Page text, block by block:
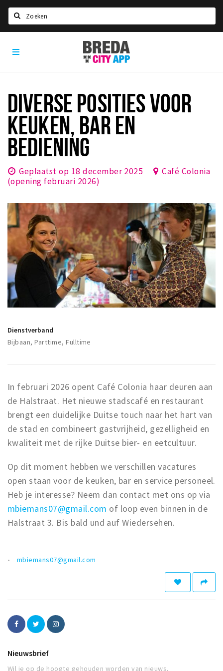
Home
Party pics
Nieuws, interviews & blogs
Eten
Slapen
Winkels
Winkelgebieden
Parkeren
Bezienswaardigheden
Musea, theaters & podia
Toeristische routes
Natuurgebieden
Privacy
Inloggen
Breda
City
App
DIVERSE POSITIES VOOR
KEUKEN, BAR EN
BEDIENING
Geplaatst op 18 december 2025
Café Colonia
(opening februari 2026)
Dienstverband
Bijbaan, Parttime, Fulltime
In februari 2026 opent Café Colonia haar deuren aan
de Halstraat. Het nieuwe stadscafé en restaurant
brengt een duidelijke Duitse touch naar het hart van
de stad en combineert gastvrijheid, gezelligheid en
kwaliteit met de rijke Duitse bier- en eetcultuur.
Op dit moment hebben we verschillen vacatures
open staan voor de keuken, bar en service personeel.
Heb je interesse? Neem dan contact met ons op via
mbiemans07@gmail.com of loop even binnen in de
Halstraat 3. Bis bald und auf Wiedersehen.
mbiemans07@gmail.com
Nieuwsbrief
Wil je op de hoogte gehouden worden van nieuws,